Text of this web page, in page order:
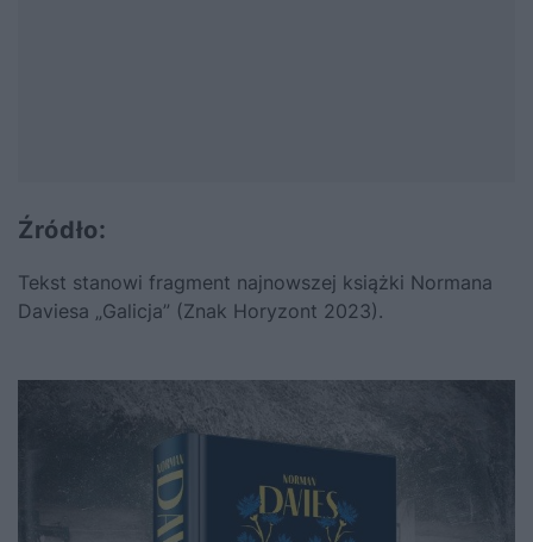
Źródło:
Tekst stanowi fragment najnowszej książki Normana
Daviesa „Galicja” (Znak Horyzont 2023).